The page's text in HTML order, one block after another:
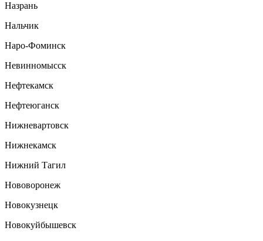
Назрань
Нальчик
Наро-Фоминск
Невинномысск
Нефтекамск
Нефтеюганск
Нижневартовск
Нижнекамск
Нижний Тагил
Нововоронеж
Новокузнецк
Новокуйбышевск